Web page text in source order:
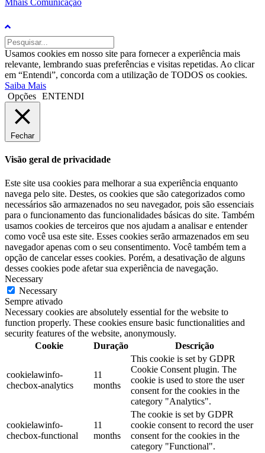
Mhais Comunicação
Usamos cookies em nosso site para fornecer a experiência mais
relevante, lembrando suas preferências e visitas repetidas. Ao clicar
em “Entendi”, concorda com a utilização de TODOS os cookies.
Saiba Mais
Opções ENTENDI
Fechar
Visão geral de privacidade
Este site usa cookies para melhorar a sua experiência enquanto
navega pelo site. Destes, os cookies que são categorizados como
necessários são armazenados no seu navegador, pois são essenciais
para o funcionamento das funcionalidades básicas do site. Também
usamos cookies de terceiros que nos ajudam a analisar e entender
como você usa este site. Esses cookies serão armazenados em seu
navegador apenas com o seu consentimento. Você também tem a
opção de cancelar esses cookies. Porém, a desativação de alguns
desses cookies pode afetar sua experiência de navegação.
Necessary
Necessary
Sempre ativado
Necessary cookies are absolutely essential for the website to
function properly. These cookies ensure basic functionalities and
security features of the website, anonymously.
Cookie
Duração Descrição
cookielawinfo-
checbox-analytics
11
months
This cookie is set by GDPR
Cookie Consent plugin. The
cookie is used to store the user
consent for the cookies in the
category "Analytics".
cookielawinfo-
checbox-functional
11
months
The cookie is set by GDPR
cookie consent to record the user
consent for the cookies in the
category "Functional".